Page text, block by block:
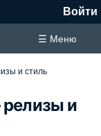
Войти
☰ Меню
и стиль
и